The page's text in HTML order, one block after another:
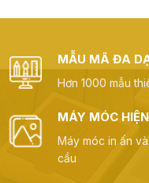
MẪU MÃ ĐA
Hơn 1000 mẫu
MÁY MÓC
Máy móc in ấn
cầu